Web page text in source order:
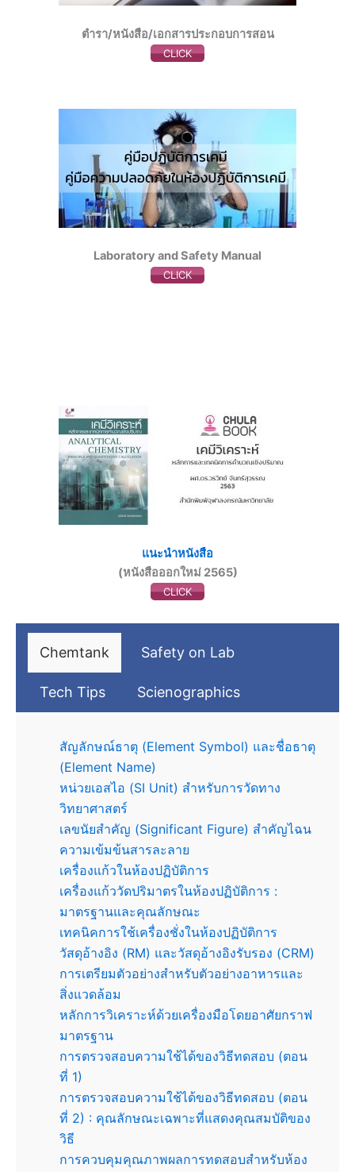
ตำรา/หนังสือ/เอกสารประกอบการสอน
CLICK
Laboratory and Safety Manual
CLICK
แนะนำหนังสือ
(หนังสือออกใหม่ 2565)
CLICK
Chemtank Safety on Lab
Tech Tips Scienographics
สัญลักษณ์ธาตุ (Element Symbol) และชื่อธาตุ
(Element Name)
หน่วยเอสไอ (SI Unit) สำหรับการวัดทาง
วิทยาศาสตร์
เลขนัยสำคัญ (Significant Figure) สำคัญไฉน
ความเข้มข้นสารละลาย
เครื่องแก้วในห้องปฏิบัติการ
เครื่องแก้ววัดปริมาตรในห้องปฏิบัติการ :
มาตรฐานและคุณลักษณะ
เทคนิคการใช้เครื่องชั่งในห้องปฏิบัติการ
วัสดุอ้างอิง (RM) และวัสดุอ้างอิงรับรอง (CRM)
การเตรียมตัวอย่างสำหรับตัวอย่างอาหารและ
สิ่งแวดล้อม
หลักการวิเคราะห์ด้วยเครื่องมือโดยอาศัยกราฟ
มาตรฐาน
การตรวจสอบความใช้ได้ของวิธีทดสอบ (ตอน
ที่ 1)
การตรวจสอบความใช้ได้ของวิธีทดสอบ (ตอน
ที่ 2) : คุณลักษณะเฉพาะที่แสดงคุณสมบัติของ
วิธี
การควบคุมคุณภาพผลการทดสอบสำหรับห้อง